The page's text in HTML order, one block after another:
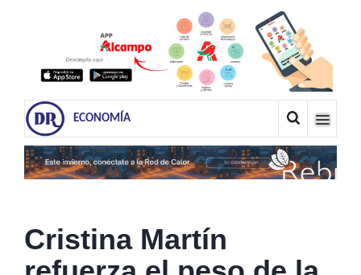
ECONOMÍA
Cristina Martín